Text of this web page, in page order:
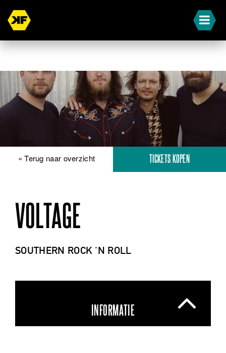
« Terug naar overzicht TICKETS KOPEN
VOLTAGE
SOUTHERN ROCK 'N ROLL
INFORMATIE